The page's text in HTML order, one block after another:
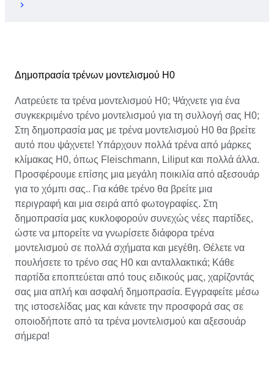
Δημοπρασία τρένων μοντελισμού H0
Λατρεύετε τα τρένα μοντελισμού H0; Ψάχνετε για ένα
συγκεκριμένο τρένο μοντελισμού για τη συλλογή σας H0;
Στη δημοπρασία μας με τρένα μοντελισμού H0 θα βρείτε
αυτό που ψάχνετε! Υπάρχουν πολλά τρένα από μάρκες
κλίμακας H0, όπως Fleischmann, Liliput και πολλά άλλα.
Προσφέρουμε επίσης μια μεγάλη ποικιλία από αξεσουάρ
για το χόμπι σας.. Για κάθε τρένο θα βρείτε μια
περιγραφή και μια σειρά από φωτογραφίες. Στη
δημοπρασία μας κυκλοφορούν συνεχώς νέες παρτίδες,
ώστε να μπορείτε να γνωρίσετε διάφορα τρένα
μοντελισμού σε πολλά σχήματα και μεγέθη. Θέλετε να
πουλήσετε το τρένο σας H0 και ανταλλακτικά; Κάθε
παρτίδα εποπτεύεται από τους ειδικούς μας, χαρίζοντάς
σας μια απλή και ασφαλή δημοπρασία. Εγγραφείτε μέσω
της ιστοσελίδας μας και κάνετε την προσφορά σας σε
οποιοδήποτε από τα τρένα μοντελισμού και αξεσουάρ
σήμερα!